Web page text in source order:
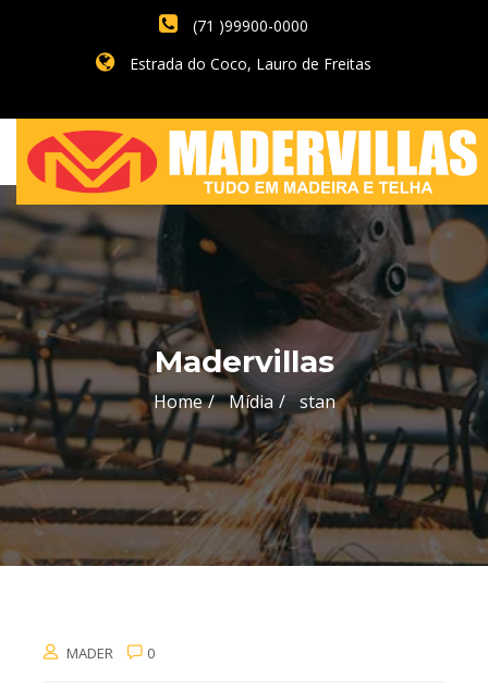
(71 )99900-0000
Estrada do Coco, Lauro de Freitas
Madervillas
Home Mídia stan
MADER 0